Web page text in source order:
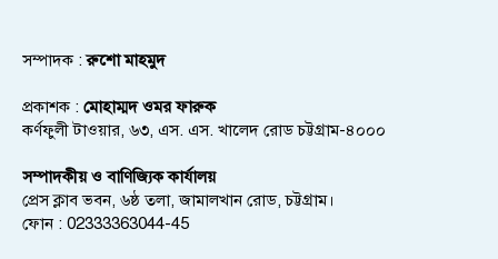
সম্পাদক :রুশো মাহমুদ
প্রকাশক : মোহাম্মদ ওমর ফারুক
কর্ণফুলী টাওয়ার, ৬৩, এস. এস. খালেদ রোড চট্টগ্রাম-৪০০০
সম্পাদকীয় ও বাণিজ্যিক কার্যালয়
প্রেস ক্লাব ভবন, ৬ষ্ঠ তলা, জামালখান রোড, চট্টগ্রাম।
ফোন : 02333363044-45